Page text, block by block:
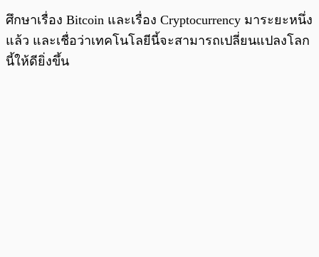
ศึกษาเรื่อง Bitcoin และเรื่อง Cryptocurrency มาระยะหนึ่ง
แล้ว และเชื่อว่าเทคโนโลยีนี้จะสามารถเปลี่ยนแปลงโลก
นี้ให้ดียิ่งขึ้น